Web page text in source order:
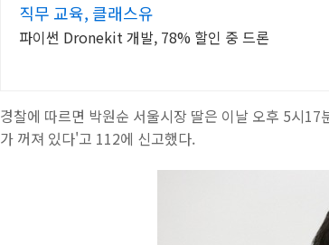
직무 교육, 클래스유
파이썬 Dronekit 개발, 78% 할인 중 드론
경찰에 따르면 박원순 서울시장 딸은 이날 오후 5시
가 꺼져 있다'고 112에 신고했다.